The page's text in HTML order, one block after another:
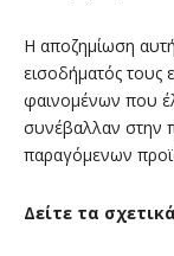
Η αποζημίωση
εισοδήματός τους
φαινομένων που
συνέβαλλαν στην
παραγόμενων
Δείτε τα